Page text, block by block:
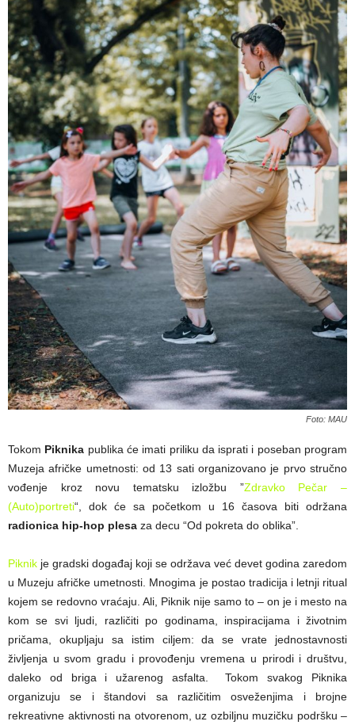
Foto: MAU
Tokom Piknika publika će imati priliku da isprati i poseban program
Muzeja afričke umetnosti: od 13 sati organizovano je prvo stručno
vođenje kroz novu tematsku izložbu ”Zdravko Pečar –
(Auto)portreti“, dok će sa početkom u 16 časova biti održana
radionica hip-hop plesa za decu “Od pokreta do oblika”.
Piknik je gradski događaj koji se održava već devet godina zaredom
u Muzeju afričke umetnosti. Mnogima je postao tradicija i letnji ritual
kojem se redovno vraćaju. Ali, Piknik nije samo to – on je i mesto na
kom se svi ljudi, različiti po godinama, inspiracijama i životnim
pričama, okupljaju sa istim ciljem: da se vrate jednostavnosti
življenja u svom gradu i provođenju vremena u prirodi i društvu,
daleko od briga i užarenog asfalta. Tokom svakog Piknika
organizuju se i štandovi sa različitim osveženjima i brojne
rekreativne aktivnosti na otvorenom, uz ozbiljnu muzičku podršku –